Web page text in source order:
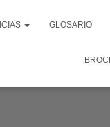
GLOSARIO